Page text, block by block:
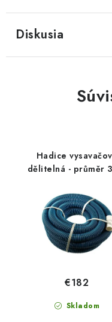
Diskusia
Hadice
dělitelná - průměr
Skladom
€182